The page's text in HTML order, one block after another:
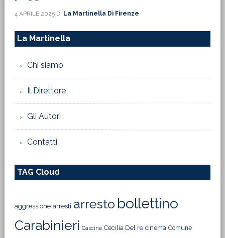
4 APRILE 2025DI La Martinella Di Firenze
La Martinella
Chi siamo
Il Direttore
Gli Autori
Contatti
TAG Cloud
aggressione arresti arresto bollettino
Carabinieri Cascine Cecilia Del re cinema Comune